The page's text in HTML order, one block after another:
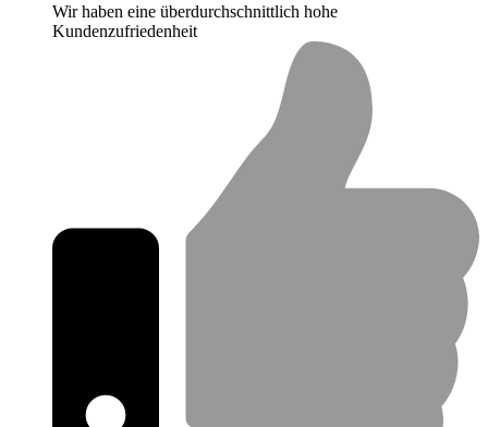
Wir haben eine überdurchschnittlich hohe
Kundenzufriedenheit